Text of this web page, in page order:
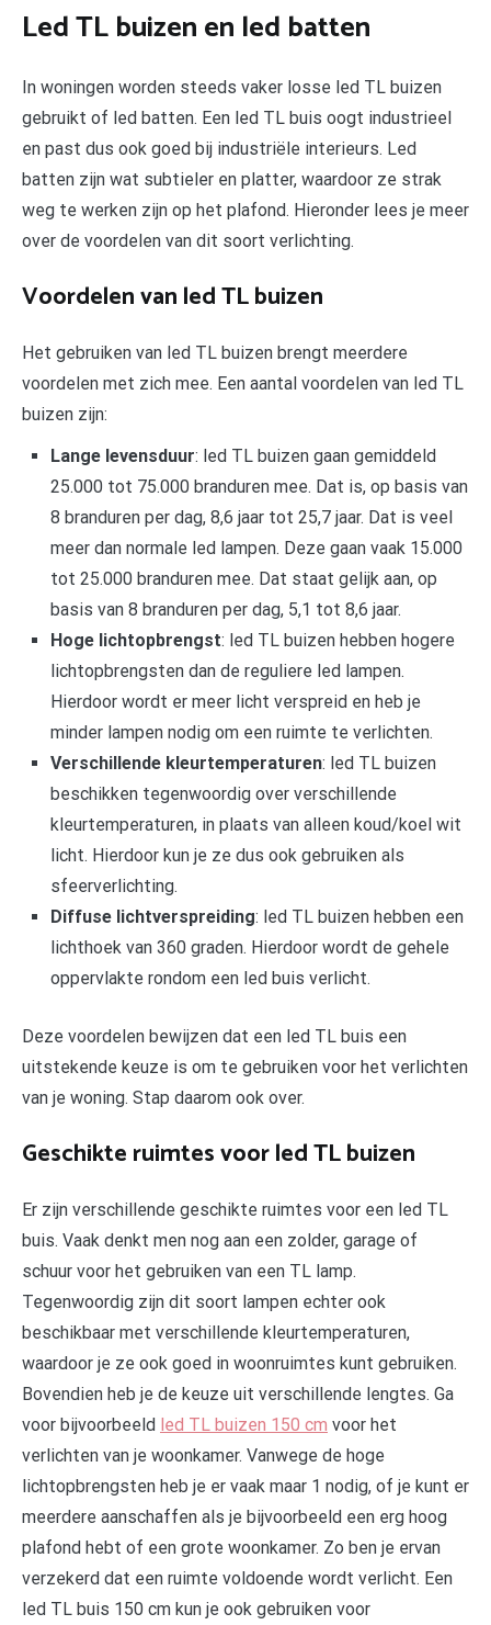
Led TL buizen en led batten
In woningen worden steeds vaker losse led TL buizen
gebruikt of led batten. Een led TL buis oogt industrieel
en past dus ook goed bij industriële interieurs. Led
batten zijn wat subtieler en platter, waardoor ze strak
weg te werken zijn op het plafond. Hieronder lees je meer
over de voordelen van dit soort verlichting.
Voordelen van led TL buizen
Het gebruiken van led TL buizen brengt meerdere
voordelen met zich mee. Een aantal voordelen van led TL
buizen zijn:
Lange levensduur: led TL buizen gaan gemiddeld
25.000 tot 75.000 branduren mee. Dat is, op basis van
8 branduren per dag, 8,6 jaar tot 25,7 jaar. Dat is veel
meer dan normale led lampen. Deze gaan vaak 15.000
tot 25.000 branduren mee. Dat staat gelijk aan, op
basis van 8 branduren per dag, 5,1 tot 8,6 jaar.
Hoge lichtopbrengst: led TL buizen hebben hogere
lichtopbrengsten dan de reguliere led lampen.
Hierdoor wordt er meer licht verspreid en heb je
minder lampen nodig om een ruimte te verlichten.
Verschillende kleurtemperaturen: led TL buizen
beschikken tegenwoordig over verschillende
kleurtemperaturen, in plaats van alleen koud/koel wit
licht. Hierdoor kun je ze dus ook gebruiken als
sfeerverlichting.
Diffuse lichtverspreiding: led TL buizen hebben een
lichthoek van 360 graden. Hierdoor wordt de gehele
oppervlakte rondom een led buis verlicht.
Deze voordelen bewijzen dat een led TL buis een
uitstekende keuze is om te gebruiken voor het verlichten
van je woning. Stap daarom ook over.
Geschikte ruimtes voor led TL buizen
Er zijn verschillende geschikte ruimtes voor een led TL
buis. Vaak denkt men nog aan een zolder, garage of
schuur voor het gebruiken van een TL lamp.
Tegenwoordig zijn dit soort lampen echter ook
beschikbaar met verschillende kleurtemperaturen,
waardoor je ze ook goed in woonruimtes kunt gebruiken.
Bovendien heb je de keuze uit verschillende lengtes. Ga
voor bijvoorbeeld led TL buizen 150 cm voor het
verlichten van je woonkamer. Vanwege de hoge
lichtopbrengsten heb je er vaak maar 1 nodig, of je kunt er
meerdere aanschaffen als je bijvoorbeeld een erg hoog
plafond hebt of een grote woonkamer. Zo ben je ervan
verzekerd dat een ruimte voldoende wordt verlicht. Een
led TL buis 150 cm kun je ook gebruiken voor